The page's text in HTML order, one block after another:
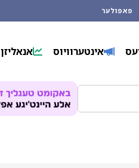
פאפולער
אינטערוויוס אנאליזן